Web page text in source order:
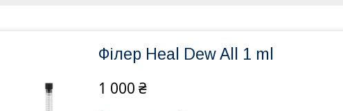
Філер Heal Dew All 1 ml
1 000 ₴